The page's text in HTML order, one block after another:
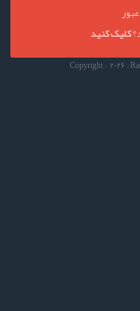
کلیک کنید
Copyright © 2026